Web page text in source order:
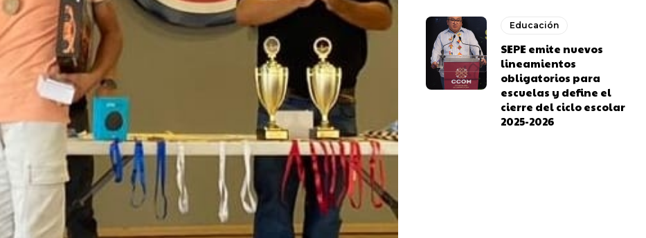
Educación
SEPE emite nuevos
lineamientos
obligatorios para
escuelas y define el
cierre del ciclo escolar
2025-2026